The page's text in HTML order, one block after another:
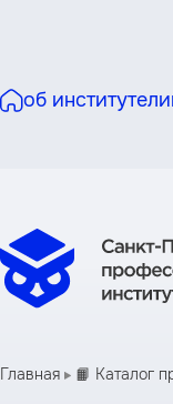
об институте
Главная 📙 Каталог